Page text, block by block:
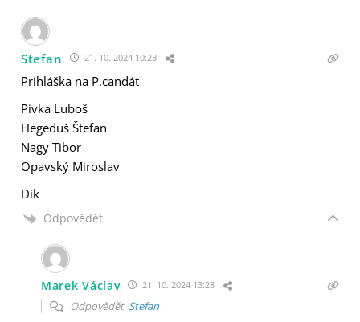
Stefan 21. 10. 2024 10:23
Prihláška na P.candát
Pivka Luboš
Hegeduš Štefan
Nagy Tibor
Opavský Miroslav
Dík
Odpovědět
Marek Václav 21. 10. 2024 13:28
Odpovědět Stefan